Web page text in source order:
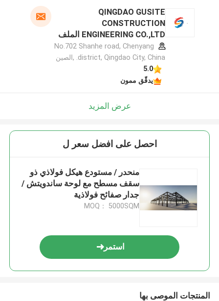
QINGDAO GUSITE
CONSTRUCTION
ENGINEERING CO.,LTD الملف
الشركة المصنعة
No.702 Shanhe road, Chenyang
district, Qingdao City, China. ,الصين
5.0
يدقّق ممون
عرض المزيد
احصل على افضل سعر ل
منحدر / مستودع هيكل فولاذي ذو
سقف مسطح مع لوحة ساندويتش /
جدار صفائح فولاذية
MOQ： 5000SQM
استمر
المنتجات الموصى بها